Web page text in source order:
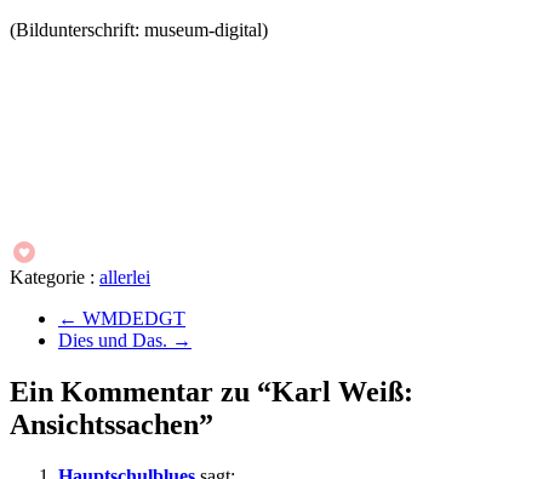
(Bildunterschrift: museum-digital)
Kategorie : allerlei
← WMDEDGT
Dies und Das. →
Ein Kommentar zu “Karl Weiß:
Ansichtssachen”